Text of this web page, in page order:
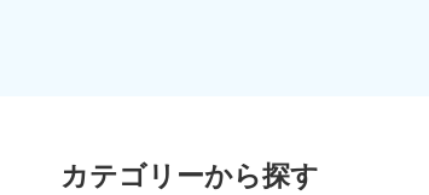
カテゴリーから探す